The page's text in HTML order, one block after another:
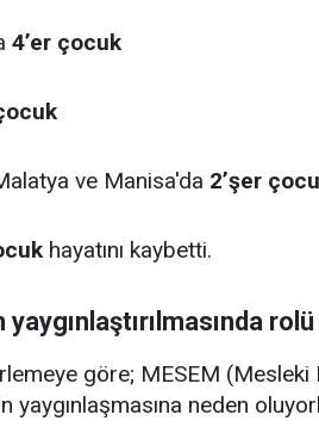
4’er çocuk
ve Manisa'da 2’şer
hayatını kaybetti.
rolü
göre; MESEM
neden